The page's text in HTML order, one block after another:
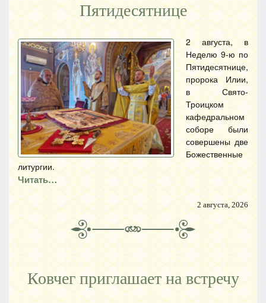
Пятидесятнице
2 августа, в
Неделю 9-ю по
Пятидесятнице,
пророка Илии,
в Свято-
Троицком
кафедральном
соборе были
совершены две
Божественные
литургии.
Читать…
2 августа, 2026
Ковчег приглашает на встречу